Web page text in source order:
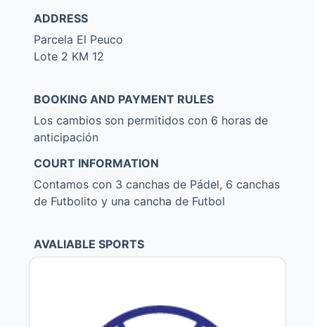
ADDRESS
Parcela El Peuco
Lote 2 KM 12
BOOKING AND PAYMENT RULES
Los cambios son permitidos con 6 horas de
anticipación
COURT INFORMATION
Contamos con 3 canchas de Pádel, 6 canchas
de Futbolito y una cancha de Futbol
AVALIABLE SPORTS